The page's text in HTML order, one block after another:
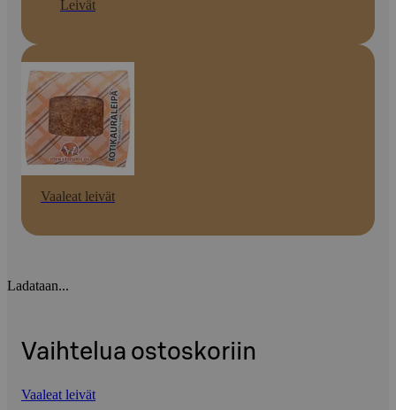
Leivät
Vaaleat leivät
Ladataan...
Vaihtelua ostoskoriin
Vaaleat leivät